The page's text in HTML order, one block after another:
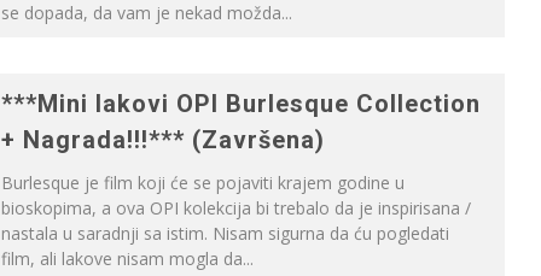
se dopada, da vam je nekad možda...
***Mini lakovi OPI Burlesque Collection
+ Nagrada!!!*** (Završena)
Burlesque je film koji će se pojaviti krajem godine u
bioskopima, a ova OPI kolekcija bi trebalo da je inspirisana /
nastala u saradnji sa istim. Nisam sigurna da ću pogledati
film, ali lakove nisam mogla da...